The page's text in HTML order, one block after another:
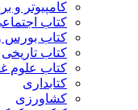
کامپیوتر و
کتاب
کتاب بورس
کتاب تاریخی
کتاب علوم
کتابداری
کشاورزی